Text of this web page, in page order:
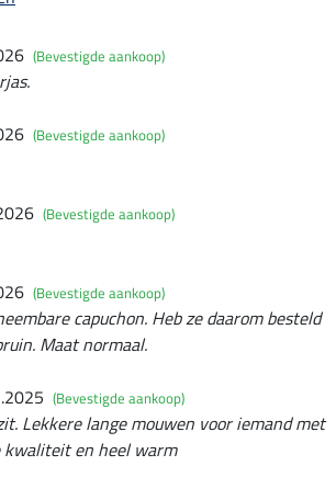
(Bevestigde aankoop)
(Bevestigde aankoop)
(Bevestigde aankoop)
(Bevestigde aankoop)
capuchon. Heb ze daarom besteld
Maat normaal.
(Bevestigde aankoop)
Lekkere lange mouwen voor iemand met
kwaliteit en heel warm